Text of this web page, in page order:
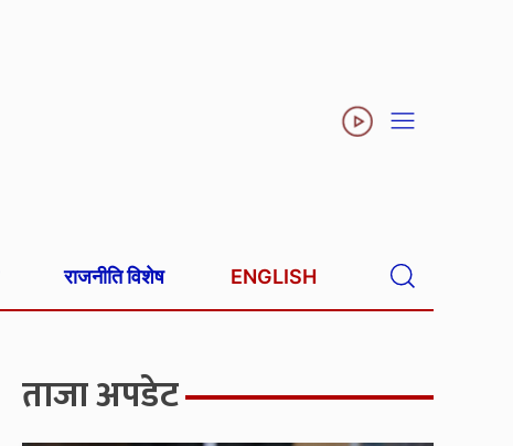
राजनीति विशेष ENGLISH
ताजा अपडेट